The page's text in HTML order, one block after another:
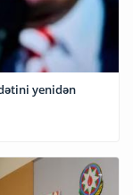
yenidən